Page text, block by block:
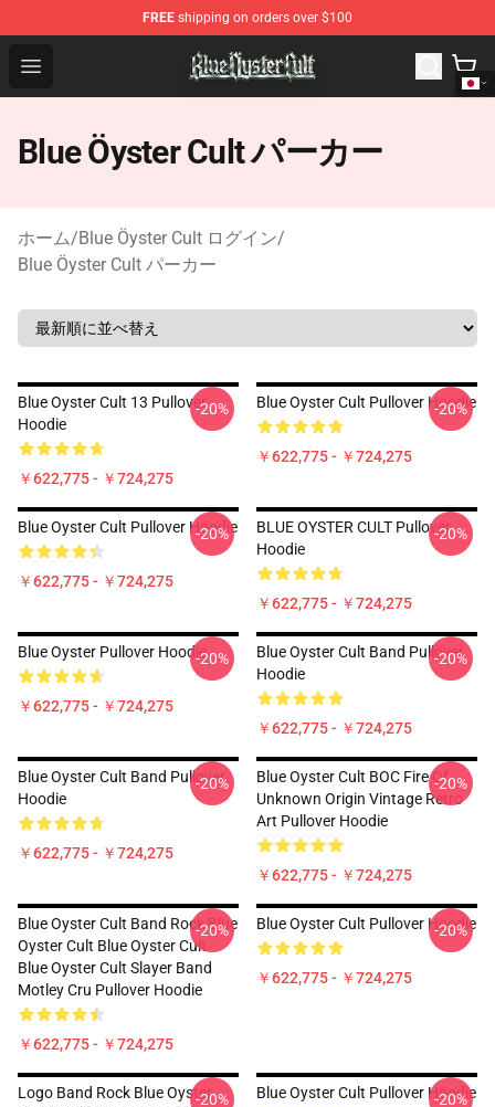
FREE shipping on orders over $100
Open menu
Blue Öyster Cult Store - Official Blue Öyster Cult
Blue Öyster Cult パーカー
ホーム/Blue Öyster Cult ログイン/
Blue Öyster Cult パーカー
Blue Oyster Cult 13 Pullover
Hoodie
￥622,775 - ￥724,275
-20% Blue Oyster Cult Pullover Hoodie
￥622,775 - ￥724,275
-20%
Blue Oyster Cult Pullover Hoodie
￥622,775 - ￥724,275
-20%
BLUE OYSTER CULT Pullover
Hoodie
￥622,775 - ￥724,275
-20%
Blue Oyster Pullover Hoodie
￥622,775 - ￥724,275
-20%
Blue Oyster Cult Band Pullover
Hoodie
￥622,775 - ￥724,275
-20%
Blue Oyster Cult Band Pullover
Hoodie
￥622,775 - ￥724,275
-20%
Blue Oyster Cult BOC Fire Of
Unknown Origin Vintage Retro
Art Pullover Hoodie
￥622,775 - ￥724,275
-20%
Blue Oyster Cult Band Rock Blue
Oyster Cult Blue Oyster Cult
Blue Oyster Cult Slayer Band
Motley Cru Pullover Hoodie
￥622,775 - ￥724,275
-20% Blue Oyster Cult Pullover Hoodie
￥622,775 - ￥724,275
-20%
Logo Band Rock Blue Oyster-20% Blue Oyster Cult Pullover Hoodie
-20%